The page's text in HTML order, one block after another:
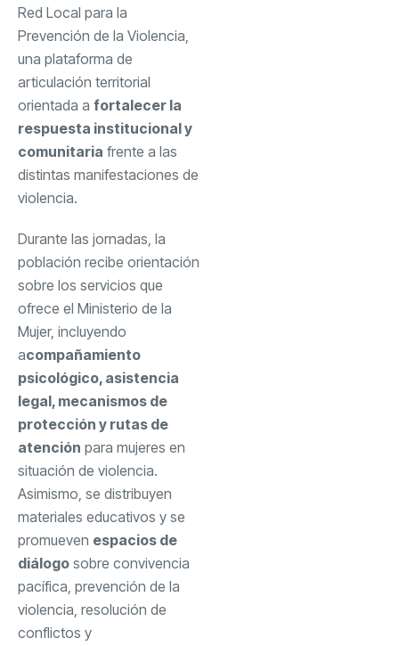
Red Local para la
Prevención de la Violencia,
una plataforma de
articulación territorial
orientada a fortalecer la
respuesta institucional y
comunitaria frente a las
distintas manifestaciones de
violencia.
Durante las jornadas, la
población recibe orientación
sobre los servicios que
ofrece el Ministerio de la
Mujer, incluyendo
acompañamiento
psicológico, asistencia
legal, mecanismos de
protección y rutas de
atención para mujeres en
situación de violencia.
Asimismo, se distribuyen
materiales educativos y se
promueven espacios de
diálogo sobre convivencia
pacífica, prevención de la
violencia, resolución de
conflictos y